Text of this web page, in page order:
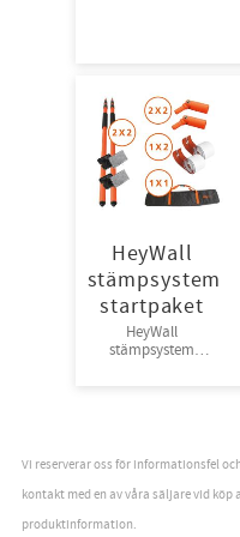
HeyWall
stämpsystem
startpaket
HeyWall
stämpsystem
Vi reserverar oss för informationsfel
kontakt med en av våra säljare vid köp
produktinformation.